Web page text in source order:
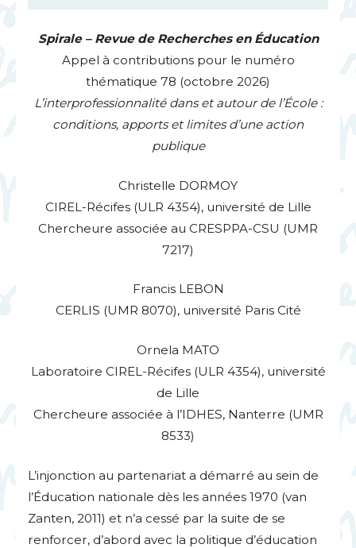
Spirale – Revue de Recherches en Éducation
Appel à contributions pour le numéro
thématique 78 (octobre 2026)
L’interprofessionnalité dans et autour de l’École :
conditions, apports et limites d’une action
publique
Christelle DORMOY
CIREL -Récifes (ULR 4354), université de Lille
Chercheure associée au CRESPPA-CSU (UMR
7217)
Francis LEBON
CERLIS (UMR 8070), université Paris Cité
Ornela MATO
Laboratoire CIREL-Récifes (ULR 4354), université
de Lille
Chercheure associée à l’IDHES, Nanterre (UMR
8533)
L’injonction au partenariat a démarré au sein de
l’Éducation nationale dès les années 1970 (van
Zanten, 2011) et n’a cessé par la suite de se
renforcer, d’abord avec la politique d’éducation